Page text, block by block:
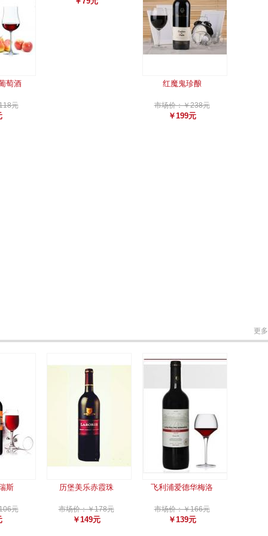
萄酒
元
红魔鬼珍酿
市场价：￥238元
￥199元
更多
斯
元
历堡美乐赤霞珠
市场价：￥178元
￥149元
飞利浦爱德华梅洛
市场价：￥166元
￥139元